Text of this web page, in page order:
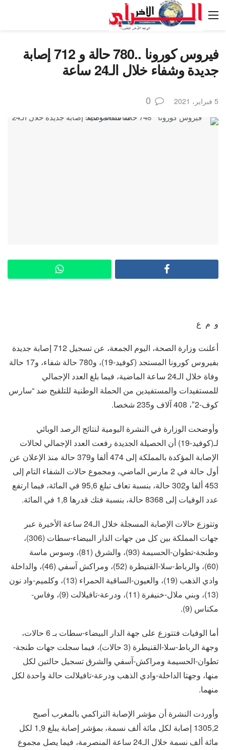
فيروس كورونا ..780 حالة و 712 إصابة
جديدة وشفاء خلال الـ24 ساعة
5 فبراير، 2021 0
و م ع
أعلنت وزارة الصحة، اليوم الجمعة، عن تسجيل 712 إصابة جديدة
بفيروس كورونا المستجد (كوفيد-19)، و780 حالة شفاء، و17 حالة
وفاة خلال الـ24 ساعة الماضية، فيما بلغ العدد الإجمالي
للمستفيدات والمستفيدين من الحملة الوطنية للتلقيح ضد “سارس
كوف-2″، 408 آلاف و235 شخصا.
وأوضحت الوزارة في النشرة اليومية لنتائج الرصد الوبائي
لـ(كوفيد-19) أن الحصيلة الجديدة رفعت العدد الإجمالي لحالات
الإصابة المؤكدة بالمملكة إلى 474 ألفا و379 حالة منذ الإعلان عن
أول حالة في 2 مارس الماضي، ومجموع حالات الشفاء التام إلى
453 ألفا و302 حالة، بنسبة تعاف تبلغ 95,6 في المائة، فيما ارتفع
عدد الوفيات إلى 8368 حالة، بنسبة فتك قدرها 1,8 في المائة.
وتتوزع حالات الإصابة المسجلة خلال الـ24 ساعة الأخيرة عبر
جهات المملكة بين كل من جهات الدار البيضاء-سطات (306)،
وطنجة-تطوان-الحسيمة (93)، والشرق (81)، وسوس ماسة
(60)، والرباط-سلا-القنيطرة (52)، ومراكش آسفي (46)، والداخلة
وادي الذهب (19)، والعيون-الساقية الحمراء (13)، وكلميم-واد نون
(13)، وبني ملال-خنيفرة (11)، ودرعة-تافيلالت (9)، وفاس-
مكناس (9).
أما الوفيات فتتوزع على جهة الدار البيضاء-سطات بـ 6 حالات،
وجهة الرباط-سلا-القنيطرة (3 حالات)، فيما سجلت جهات طنجة-
تطوان-الحسيمة ومراكش-آسفي والشرق تسجيل حالتين لكل
منها، وجهتا الداخلة-وادي الذهب ودرعة-تافيلالت حالة واحدة لكل
منهما.
وأوردت النشرة أن مؤشر الإصابة التراكمي بالمغرب أصبح
1305,2 إصابة لكل مائة ألف نسمة، بمؤشر إصابة يبلغ 1,9 لكل
مائة ألف نسمة خلال الـ24 ساعة المنصرمة، فيما يصل مجموع